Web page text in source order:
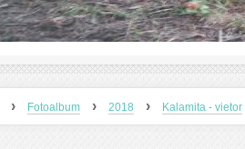
› Fotoalbum › 2018 › Kalamita - vietor